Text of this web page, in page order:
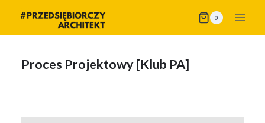
treści
0
Proces Projektowy [Klub PA]